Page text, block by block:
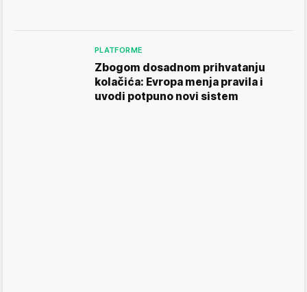
PLATFORME
Zbogom dosadnom prihvatanju
kolačića: Evropa menja pravila i
uvodi potpuno novi sistem